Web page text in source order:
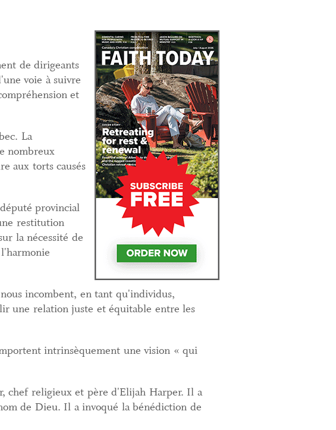
de dirigeants
voie à suivre
et
La
nombreux
aux torts causés
provincial
restitution
la nécessité de
incombent, en tant qu'individus,
une relation juste et équitable entre les
intrinsèquement une vision « qui
chef religieux et père d'Elijah Harper. Il a
de Dieu. Il a invoqué la bénédiction de